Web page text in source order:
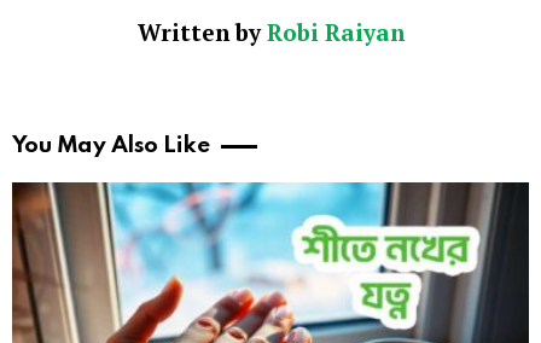
Written byRobi Raiyan
You May Also Like